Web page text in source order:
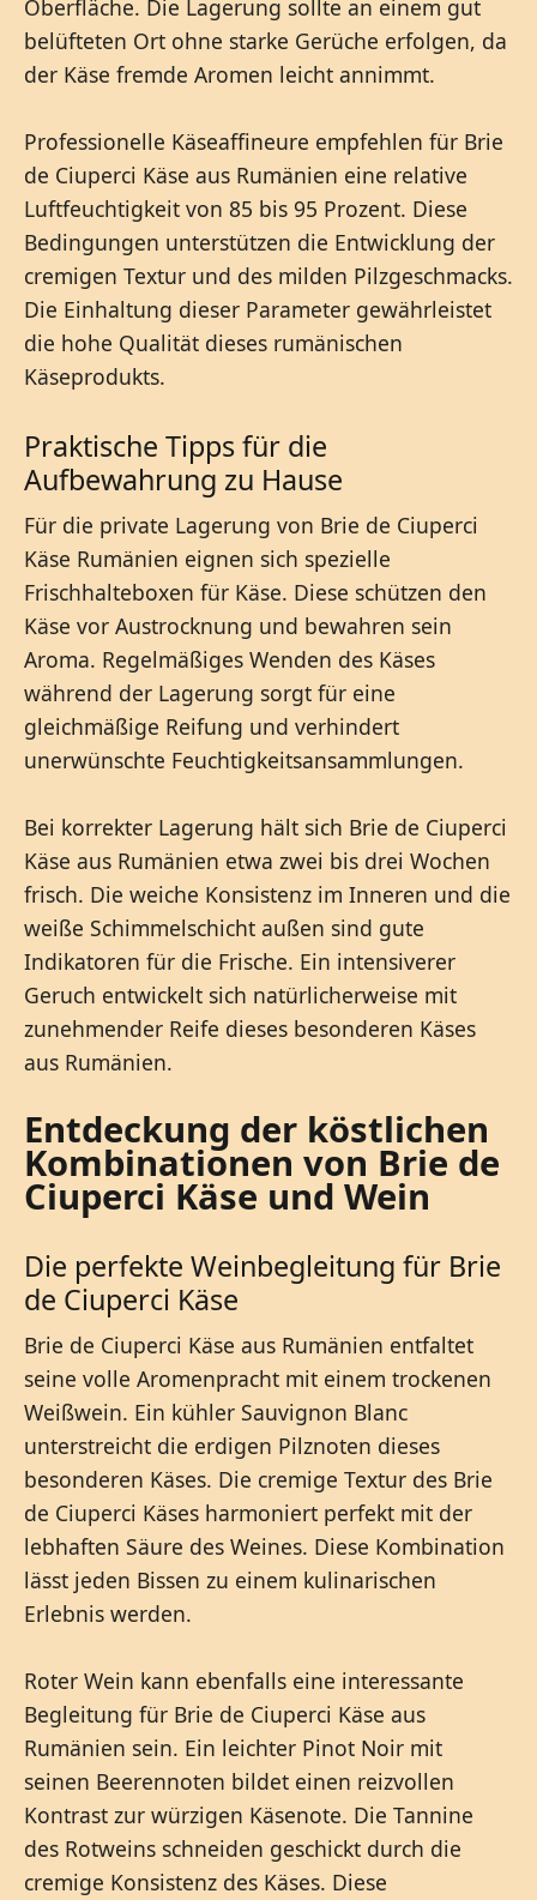
Oberfläche. Die Lagerung sollte an einem gut
belüfteten Ort ohne starke Gerüche erfolgen, da
der Käse fremde Aromen leicht annimmt.
Professionelle Käseaffineure empfehlen für Brie
de Ciuperci Käse aus Rumänien eine relative
Luftfeuchtigkeit von 85 bis 95 Prozent. Diese
Bedingungen unterstützen die Entwicklung der
cremigen Textur und des milden Pilzgeschmacks.
Die Einhaltung dieser Parameter gewährleistet
die hohe Qualität dieses rumänischen
Käseprodukts.
Praktische Tipps für die
Aufbewahrung zu Hause
Für die private Lagerung von Brie de Ciuperci
Käse Rumänien eignen sich spezielle
Frischhalteboxen für Käse. Diese schützen den
Käse vor Austrocknung und bewahren sein
Aroma. Regelmäßiges Wenden des Käses
während der Lagerung sorgt für eine
gleichmäßige Reifung und verhindert
unerwünschte Feuchtigkeitsansammlungen.
Bei korrekter Lagerung hält sich Brie de Ciuperci
Käse aus Rumänien etwa zwei bis drei Wochen
frisch. Die weiche Konsistenz im Inneren und die
weiße Schimmelschicht außen sind gute
Indikatoren für die Frische. Ein intensiverer
Geruch entwickelt sich natürlicherweise mit
zunehmender Reife dieses besonderen Käses
aus Rumänien.
Entdeckung der köstlichen
Kombinationen von Brie de
Ciuperci Käse und Wein
Die perfekte Weinbegleitung für Brie
de Ciuperci Käse
Brie de Ciuperci Käse aus Rumänien entfaltet
seine volle Aromenpracht mit einem trockenen
Weißwein. Ein kühler Sauvignon Blanc
unterstreicht die erdigen Pilznoten dieses
besonderen Käses. Die cremige Textur des Brie
de Ciuperci Käses harmoniert perfekt mit der
lebhaften Säure des Weines. Diese Kombination
lässt jeden Bissen zu einem kulinarischen
Erlebnis werden.
Roter Wein kann ebenfalls eine interessante
Begleitung für Brie de Ciuperci Käse aus
Rumänien sein. Ein leichter Pinot Noir mit
seinen Beerennoten bildet einen reizvollen
Kontrast zur würzigen Käsenote. Die Tannine
des Rotweins schneiden geschickt durch die
cremige Konsistenz des Käses. Diese